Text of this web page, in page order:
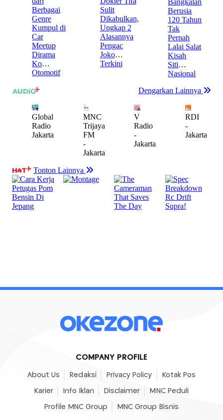
COMPANY PROFILE
About Us Redaksi Privacy Policy Kotak Pos
Karier Info Iklan Disclaimer MNC Peduli
Profile MNC Group MNC Group Bisnis